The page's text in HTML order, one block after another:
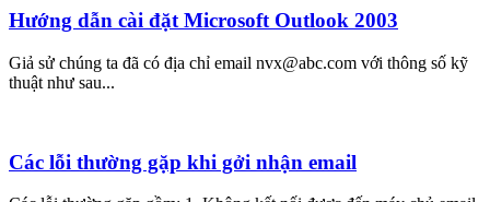
Hướng dẫn cài đặt Microsoft Outlook 2003
Giả sử chúng ta đã có địa chỉ email nvx@abc.com với thông số kỹ
thuật như sau...
Các lỗi thường gặp khi gởi nhận email